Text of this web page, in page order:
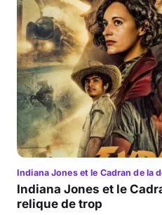
Indiana Jones et le Cadran de la
Indiana Jones et le
relique de trop